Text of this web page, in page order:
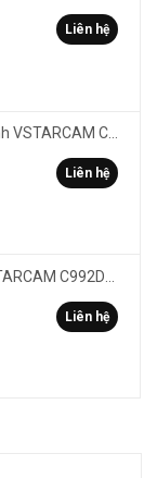
Liên hệ
Liên hệ
Liên hệ